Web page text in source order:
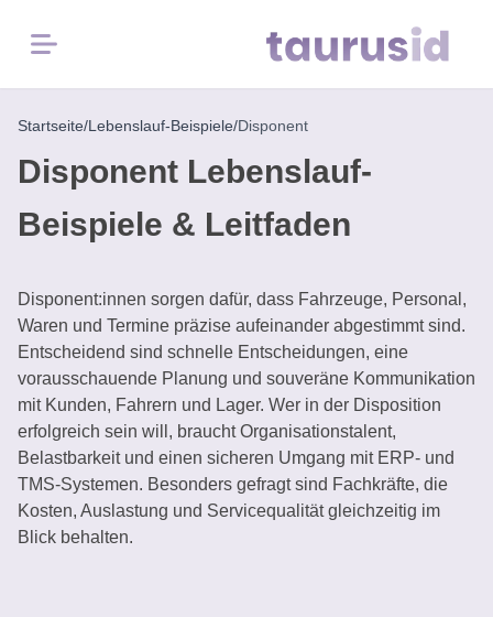
Menü
Startseite
Inspiration
Beispiele
Kostenlose
Tools
Lebenslauf
erstellen
Startseite/Lebenslauf-Beispiele/Disponent
Disponent Lebenslauf-
Beispiele & Leitfaden
Disponent:innen sorgen dafür, dass Fahrzeuge, Personal,
Waren und Termine präzise aufeinander abgestimmt sind.
Entscheidend sind schnelle Entscheidungen, eine
vorausschauende Planung und souveräne Kommunikation
mit Kunden, Fahrern und Lager. Wer in der Disposition
erfolgreich sein will, braucht Organisationstalent,
Belastbarkeit und einen sicheren Umgang mit ERP- und
TMS-Systemen. Besonders gefragt sind Fachkräfte, die
Kosten, Auslastung und Servicequalität gleichzeitig im
Blick behalten.